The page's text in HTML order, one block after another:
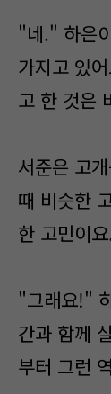
"네." 하은
가지고 있
고 한 것은
서준은 고
때 비슷한
한 고민이
"그래요!"
간과 함께
부터 그런